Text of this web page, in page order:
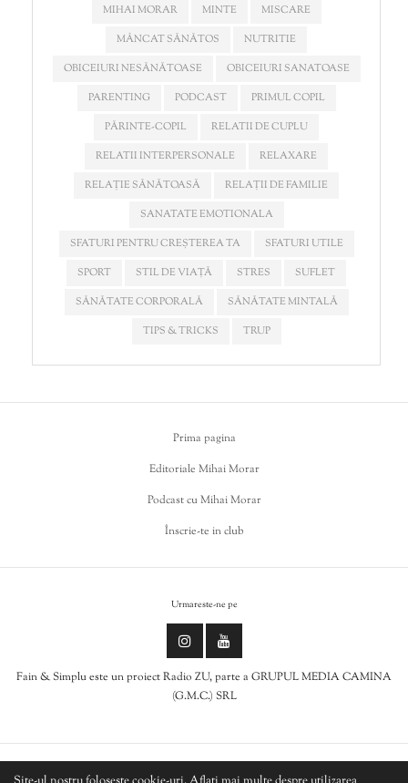
MIHAI MORAR
MINTE
MISCARE
MÂNCAT SĂNĂTOS
NUTRITIE
OBICEIURI NESĂNĂTOASE
OBICEIURI SANATOASE
PARENTING
PODCAST
PRIMUL COPIL
PĂRINTE-COPIL
RELATII DE CUPLU
RELATII INTERPERSONALE
RELAXARE
RELAȚIE SĂNĂTOASĂ
RELAȚII DE FAMILIE
SANATATE EMOTIONALA
SFATURI PENTRU CREȘTEREA TA
SFATURI UTILE
SPORT
STIL DE VIAȚĂ STRES
SUFLET
SĂNĂTATE CORPORALĂ
SĂNĂTATE MINTALĂ
TIPS & TRICKS
TRUP
Prima pagina
Editoriale Mihai Morar
Podcast cu Mihai Morar
Înscrie-te in club
Urmareste-ne pe
Fain & Simplu este un proiect Radio ZU, parte a GRUPUL MEDIA CAMINA
(G.M.C.) SRL
Politica de cookies